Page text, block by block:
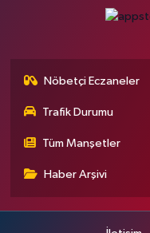
Nöbetçi Eczaneler
Trafik Durumu
Tüm Manşetler
Haber Arşivi